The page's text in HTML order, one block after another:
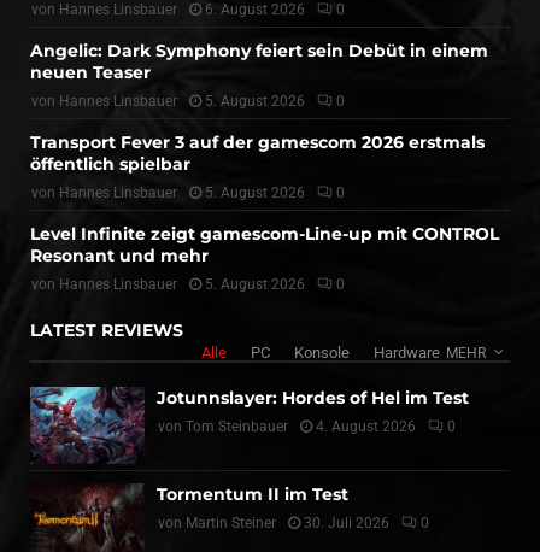
von Hannes Linsbauer 6. August 2026 0
Angelic: Dark Symphony feiert sein Debüt in einem
neuen Teaser
von Hannes Linsbauer 5. August 2026 0
Transport Fever 3 auf der gamescom 2026 erstmals
öffentlich spielbar
von Hannes Linsbauer 5. August 2026 0
Level Infinite zeigt gamescom-Line-up mit CONTROL
Resonant und mehr
von Hannes Linsbauer 5. August 2026 0
LATEST REVIEWS
Alle PC Konsole Hardware MEHR
Jotunnslayer: Hordes of Hel im Test
von Tom Steinbauer 4. August 2026 0
Tormentum II im Test
von Martin Steiner 30. Juli 2026 0